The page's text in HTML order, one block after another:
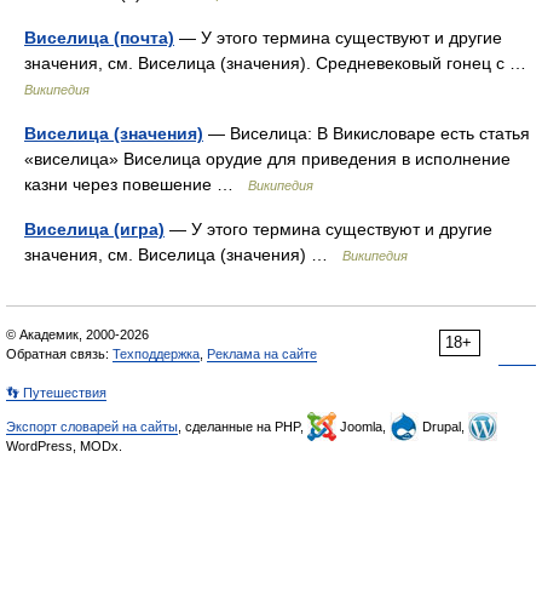
Виселица (почта) — У этого термина существуют и другие
значения, см. Виселица (значения). Средневековый гонец с …
Википедия
Виселица (значения) — Виселица: В Викисловаре есть статья
«виселица» Виселица орудие для приведения в исполнение
казни через повешение …
Википедия
Виселица (игра) — У этого термина существуют и другие
значения, см. Виселица (значения) …
Википедия
18+
© Академик, 2000-2026
Обратная связь: Техподдержка Реклама на сайте
👣 Путешествия
Экспорт словарей на сайты , сделанные на PHP, Joomla,
Drupal,
WordPress, MODx.